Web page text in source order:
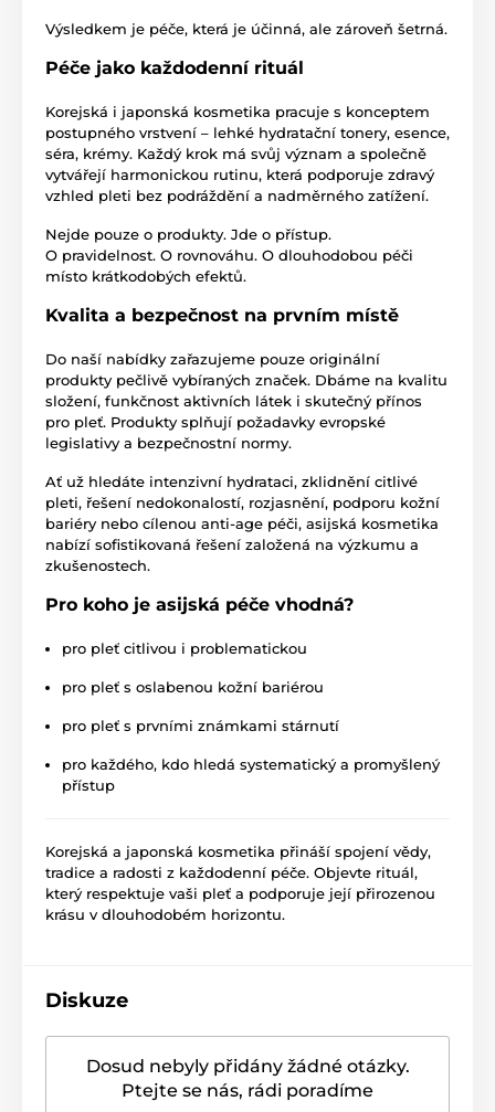
Výsledkem je péče, která je účinná, ale zároveň šetrná.
Péče jako každodenní rituál
Korejská i japonská kosmetika pracuje s konceptem
postupného vrstvení – lehké hydratační tonery, esence,
séra, krémy. Každý krok má svůj význam a společně
vytvářejí harmonickou rutinu, která podporuje zdravý
vzhled pleti bez podráždění a nadměrného zatížení.
Nejde pouze o produkty. Jde o přístup.
O pravidelnost. O rovnováhu. O dlouhodobou péči
místo krátkodobých efektů.
Kvalita a bezpečnost na prvním místě
Do naší nabídky zařazujeme pouze originální
produkty pečlivě vybíraných značek. Dbáme na kvalitu
složení, funkčnost aktivních látek i skutečný přínos
pro pleť. Produkty splňují požadavky evropské
legislativy a bezpečnostní normy.
Ať už hledáte intenzivní hydrataci, zklidnění citlivé
pleti, řešení nedokonalostí, rozjasnění, podporu kožní
bariéry nebo cílenou anti-age péči, asijská kosmetika
nabízí sofistikovaná řešení založená na výzkumu a
zkušenostech.
Pro koho je asijská péče vhodná?
pro pleť citlivou i problematickou
pro pleť s oslabenou kožní bariérou
pro pleť s prvními známkami stárnutí
pro každého, kdo hledá systematický a promyšlený
přístup
Korejská a japonská kosmetika přináší spojení vědy,
tradice a radosti z každodenní péče. Objevte rituál,
který respektuje vaši pleť a podporuje její přirozenou
krásu v dlouhodobém horizontu.
Diskuze
Dosud nebyly přidány žádné otázky.
Ptejte se nás, rádi poradíme